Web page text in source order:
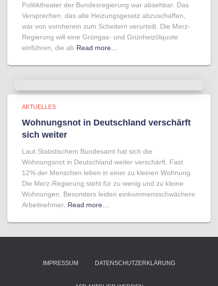
Politiktheater der Bundesregierung war absehbar. Das
Versprechen, das alte Heizungsgesetz abzuschaffen,
war von vornherein zum Scheitern verurteilt. Die Merz-
Regierung will eine Grüngas- und Grünheizölquote
einführen, die ab Read more…
AKTUELLES
Wohnungsnot in Deutschland verschärft
sich weiter
Laut Statistischem Bundesamt hat sich die
Wohnungsnot in Deutschland weiter verschärft. Fast
12% der Menschen leben in einer zu kleinen Wohnung.
Die Merz-Regierung steht für zu wenig und zu kleine
Wohnungen. Besonders leiden einkommensschwächere
Arbeitnehmer, Read more…
IMPRESSUM DATENSCHUTZERKLÄRUNG